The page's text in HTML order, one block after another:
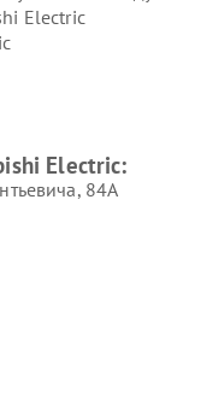
Electric
Electric:
84А